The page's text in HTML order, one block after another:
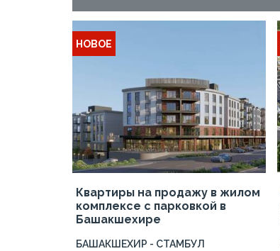
Квартиры на продажу в жилом
комплексе с парковкой в
Башакшехире
БАШАКШЕХИР - СТАМБУЛ
НОВОЕ